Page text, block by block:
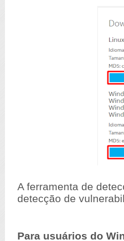
A ferramenta de
detecção de
Para usuários do